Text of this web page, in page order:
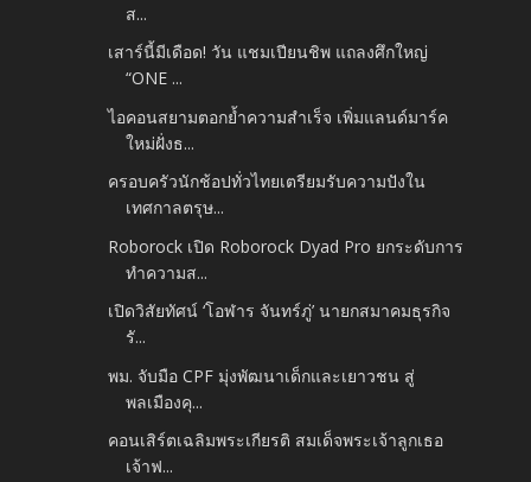
ส...
เสาร์นี้มีเดือด! วัน แชมเปียนชิพ แถลงศึกใหญ่
“ONE ...
ไอคอนสยามตอกย้ำความสำเร็จ เพิ่มแลนด์มาร์ค
ใหม่ฝั่งธ...
ครอบครัวนักช้อปทั่วไทยเตรียมรับความปังใน
เทศกาลตรุษ...
Roborock เปิด Roborock Dyad Pro ยกระดับการ
ทำความส...
เปิดวิสัยทัศน์ ‘โอฬาร จันทร์ภู่’ นายกสมาคมธุรกิจ
รั...
พม. จับมือ CPF มุ่งพัฒนาเด็กและเยาวชน สู่
พลเมืองคุ...
คอนเสิร์ตเฉลิมพระเกียรติ สมเด็จพระเจ้าลูกเธอ
เจ้าฟ...